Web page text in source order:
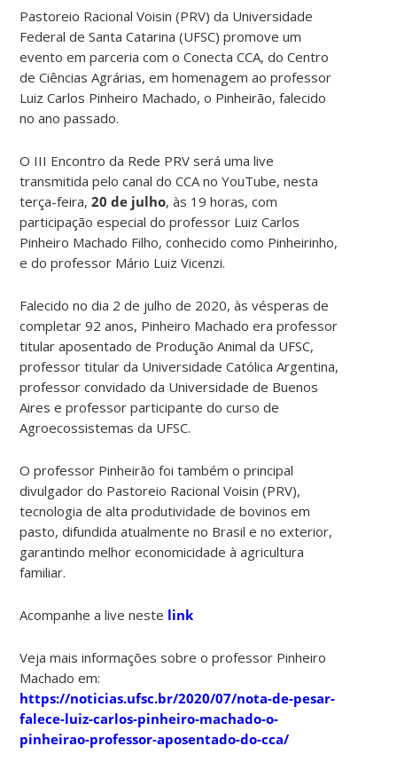
Pastoreio Racional Voisin (PRV) da Universidade
Federal de Santa Catarina (UFSC) promove um
evento em parceria com o Conecta CCA, do Centro
de Ciências Agrárias, em homenagem ao professor
Luiz Carlos Pinheiro Machado, o Pinheirão, falecido
no ano passado.
O III Encontro da Rede PRV será uma live
transmitida pelo canal do CCA no YouTube, nesta
terça-feira,20 de julho, às 19 horas, com
participação especial do professor Luiz Carlos
Pinheiro Machado Filho, conhecido como Pinheirinho,
e do professor Mário Luiz Vicenzi.
Falecido no dia 2 de julho de 2020, às vésperas de
completar 92 anos, Pinheiro Machado era professor
titular aposentado de Produção Animal da UFSC,
professor titular da Universidade Católica Argentina,
professor convidado da Universidade de Buenos
Aires e professor participante do curso de
Agroecossistemas da UFSC.
O professor Pinheirão foi também o principal
divulgador do Pastoreio Racional Voisin (PRV),
tecnologia de alta produtividade de bovinos em
pasto, difundida atualmente no Brasil e no exterior,
garantindo melhor economicidade à agricultura
familiar.
Acompanhe a live neste link
Veja mais informações sobre o professor Pinheiro
Machado em:
https://noticias.ufsc.br/2020/07/nota-de-pesar-
falece-luiz-carlos-pinheiro-machado-o-
pinheirao-professor-aposentado-do-cca/